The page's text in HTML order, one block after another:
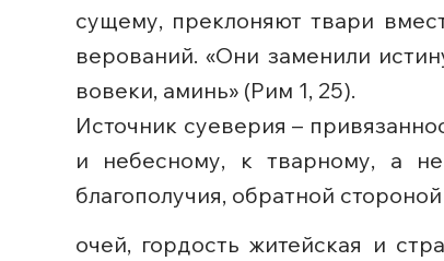
сущему, преклоняют твари
верований. «Они заменили
вовеки, аминь» (Рим 1, 25).
Источник суеверия –
и небесному, к тварному, а
благополучия, обратной
очей, гордость житейская и